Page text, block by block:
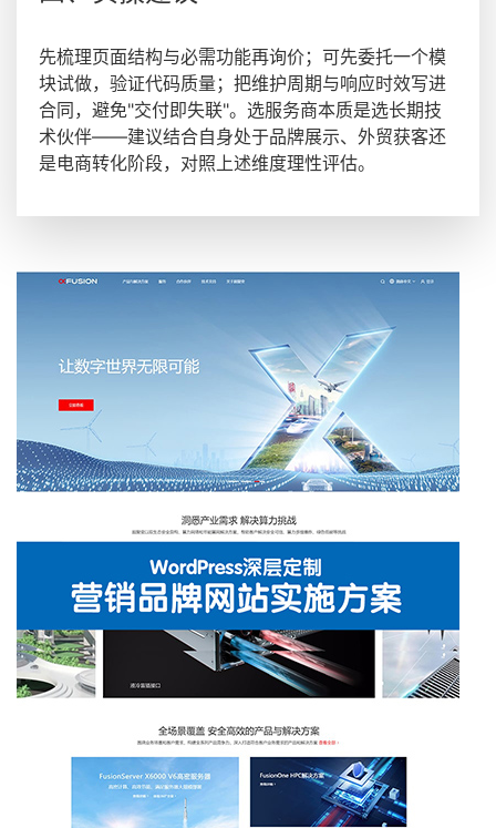
先梳理页面结构与必需功能再询价；可先委托一个模
块试做，验证代码质量；把维护周期与响应时效写进
合同，避免"交付即失联"。选服务商本质是选长期技
术伙伴——建议结合自身处于品牌展示、外贸获客还
是电商转化阶段，对照上述维度理性评估。